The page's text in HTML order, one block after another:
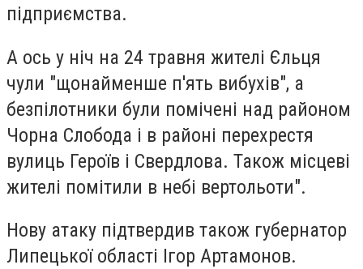
підприємства.
А ось у ніч на 24 травня жителі Єльця
чули "щонайменше п'ять вибухів", а
безпілотники були помічені над районом
Чорна Слобода і в районі перехрестя
вулиць Героїв і Свердлова. Також місцеві
жителі помітили в небі вертольоти".
Нову атаку підтвердив також губернатор
Липецької області Ігор Артамонов.